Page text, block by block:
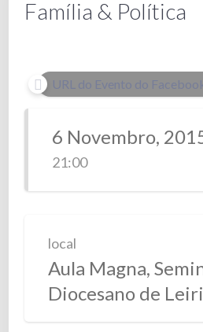
Família & Política
URL do Evento do
6 Novembro,
21:00
local
Aula Magna,
Diocesano de